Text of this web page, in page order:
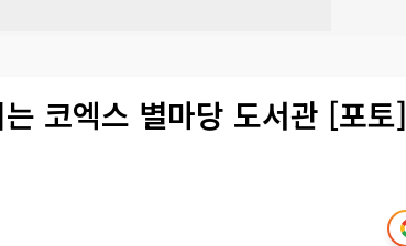
코엑스 별마당 도서관 [포토]